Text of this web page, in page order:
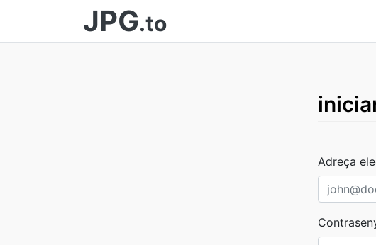
JPG.to
Adreça